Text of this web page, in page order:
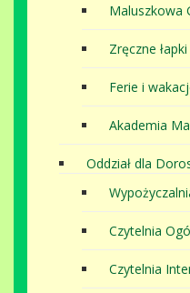
Maluszkowa
Zręczne łapki
Ferie i
Akademia
Oddział dla
Czytelnia
Czytelnia